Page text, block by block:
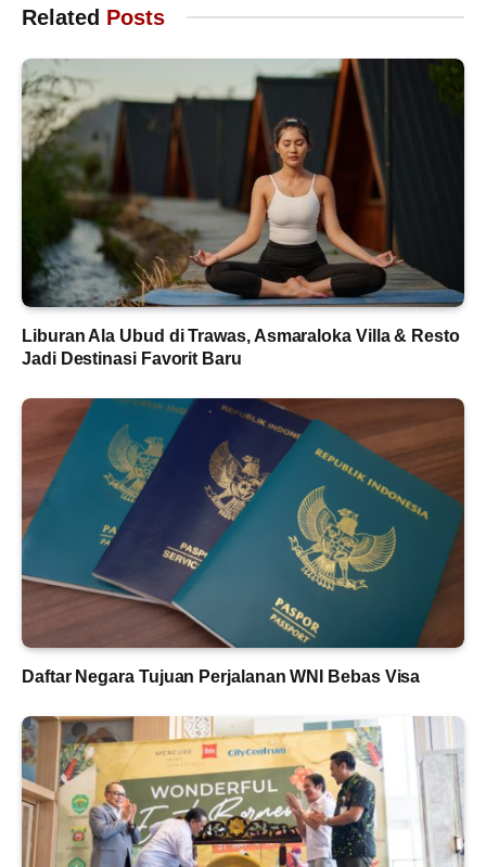
Related Posts
Liburan Ala Ubud di Trawas, Asmaraloka Villa & Resto
Jadi Destinasi Favorit Baru
Daftar Negara Tujuan Perjalanan WNI Bebas Visa